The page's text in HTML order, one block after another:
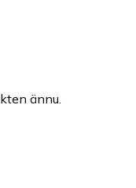
ännu.